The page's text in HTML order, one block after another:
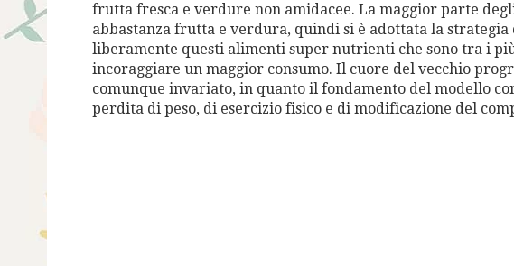
frutta fresca e verdure non amidacee. La maggior parte
abbastanza frutta e verdura, quindi si è adottata la strategia
liberamente questi alimenti super nutrienti che sono tra i
incoraggiare un maggior consumo. Il cuore del vecchio
comunque invariato, in quanto il fondamento del modello
perdita di peso, di esercizio fisico e di modificazione del